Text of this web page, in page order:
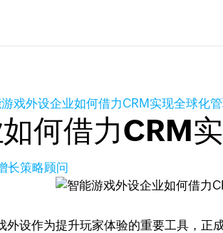
戏外设企业如何借力CRM实现全球化管
何借力CRM
长策略顾问
设作为提升玩家体验的重要工具，